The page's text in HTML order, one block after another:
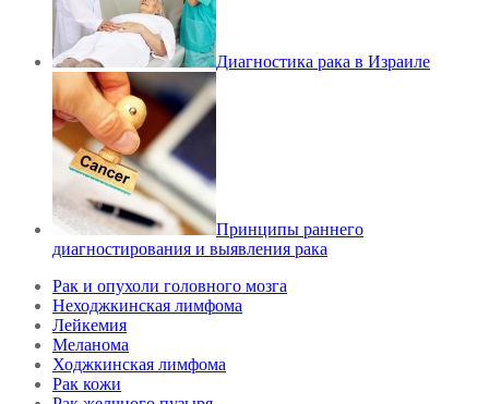
Диагностика рака в Израиле
Принципы раннего
диагностирования и выявления рака
Рак и опухоли головного мозга
Неходжкинская лимфома
Лейкемия
Меланома
Ходжкинская лимфома
Рак кожи